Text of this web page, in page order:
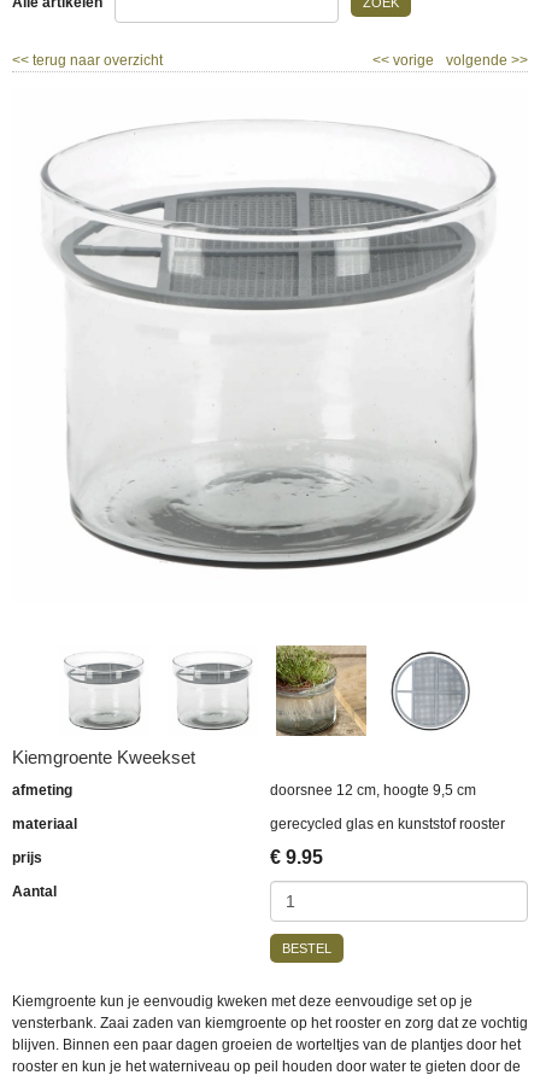
<< terug naar overzicht volgende >>
<< vorige
Kiemgroente Kweekset
afmeting
doorsnee 12 cm, hoogte 9,5 cm
materiaal
gerecycled glas en kunststof rooster
prijs
€ 9.95
Aantal
BESTEL
Kiemgroente kun je eenvoudig kweken met deze eenvoudige set op je
vensterbank. Zaai zaden van kiemgroente op het rooster en zorg dat ze vochtig
blijven. Binnen een paar dagen groeien de worteltjes van de plantjes door het
rooster en kun je het waterniveau op peil houden door water te gieten door de